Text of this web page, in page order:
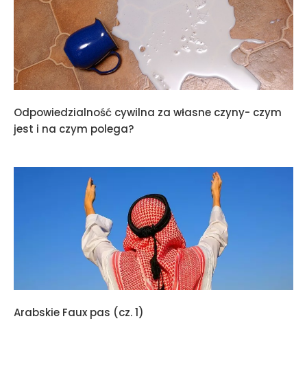
Odpowiedzialność cywilna za własne czyny- czym
jest i na czym polega?
Arabskie Faux pas (cz. 1)